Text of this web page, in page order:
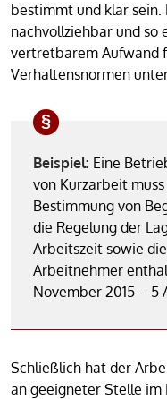
bestimmt und klar sein.
nachvollziehbar und so
vertretbarem Aufwand
Verhaltensnormen
Beispiel: Eine
von Kurzarbeit
Bestimmung von
die Regelung der
Arbeitszeit sowie
Arbeitnehmer
November 2015 – 5
Schließlich hat der
an geeigneter Stelle im